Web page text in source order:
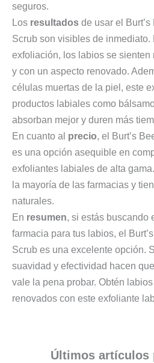
seguros.
Los resultados de usar el
Scrub son visibles de inmediato.
exfoliación, los labios se sienten
y con un aspecto renovado.
células muertas de la piel, este
productos labiales como
absorban mejor y duren más
En cuanto al precio, el Burt’s
es una opción asequible en
exfoliantes labiales de alta
la mayoría de las farmacias y
naturales.
En resumen, si estás buscando
farmacia para tus labios, el
Scrub es una excelente opción.
suavidad y efectividad hacen
vale la pena probar. Obtén
renovados con este exfoliante
Últimos artículos